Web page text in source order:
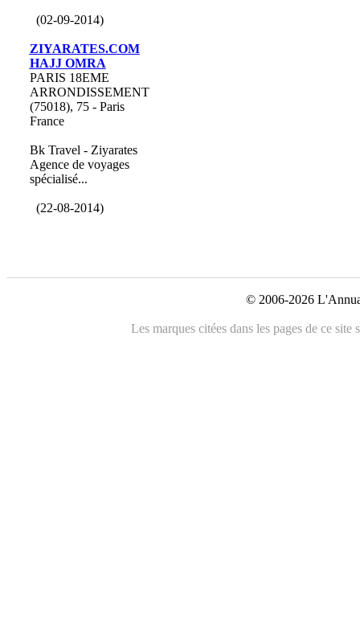
(02-09-2014)
ZIYARATES.COM
HAJJ OMRA
PARIS 18EME
ARRONDISSEMENT
(75018), 75 - Paris
France
Bk Travel - Ziyarates
Agence de voyages
spécialisé...
(22-08-2014)
© 2006-2026
Les marques citées dans les pages de ce